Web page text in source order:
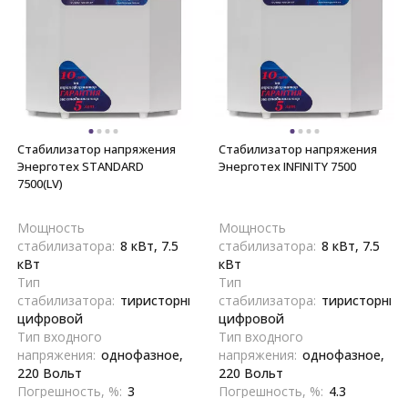
Стабилизатор напряжения
Энерготех STANDARD
7500(LV)
Мощность
стабилизатора: 8 кВт, 7.5
кВт
Тип
стабилизатора: тиристорный,
цифровой
Тип входного
напряжения: однофазное,
220 Вольт
Погрешность, %: 3
Стабилизатор напряжения
Энерготех INFINITY 7500
Мощность
стабилизатора: 8 кВт, 7.5
кВт
Тип
стабилизатора:
цифровой
Тип входного
напряжения: однофазное,
220 Вольт
Погрешность, %: 4.3